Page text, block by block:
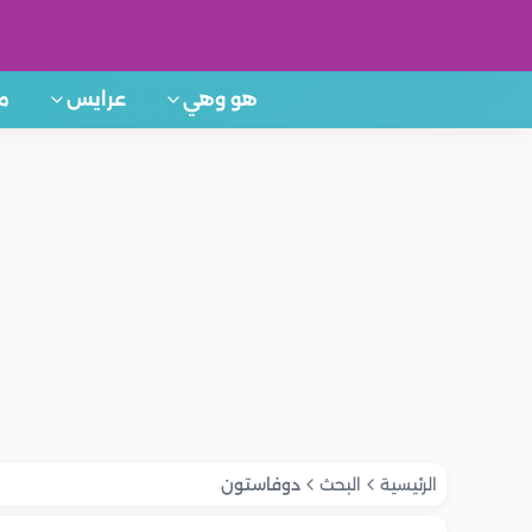
هو وهي عرايس
الرئيسية البحث دوفاستون